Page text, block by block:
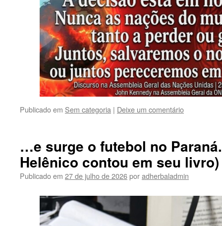
Publicado em Sem categoria | Deixe um comentário
…e surge o futebol no
Helênico contou em seu livro)
Publicado em 27 de julho de 2026poradherbaladmin